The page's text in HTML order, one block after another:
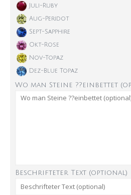
Juli-Ruby
Aug-Peridot
Sept-Sapphire
Okt-Rose
Nov-Topaz
Dez-Blue Topaz
Wo man Steine ??einbettet
Beschrifteter Text (optional)